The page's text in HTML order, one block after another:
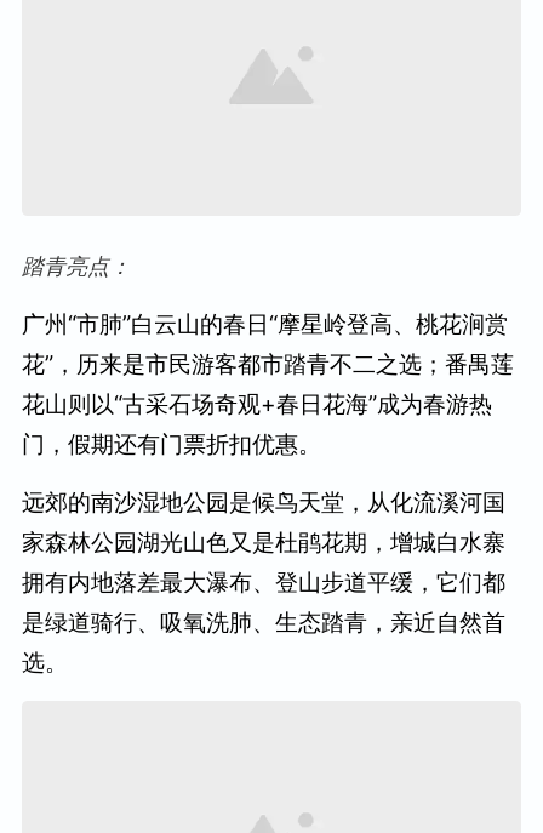
踏青亮点：
广州“市肺”白云山的春日“摩星岭登高、桃花涧赏
花”，历来是市民游客都市踏青不二之选；番禺莲
花山则以“古采石场奇观+春日花海”成为春游热
门，假期还有门票折扣优惠。
远郊的南沙湿地公园是候鸟天堂，从化流溪河国
家森林公园湖光山色又是杜鹃花期，增城白水寨
拥有内地落差最大瀑布、登山步道平缓，它们都
是绿道骑行、吸氧洗肺、生态踏青，亲近自然首
选。